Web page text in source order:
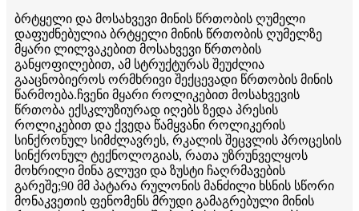
ბრტყელი და მოსახვევი მინის წრთობის ღუმელი
დაფუძნებულია ბრტყელი მინის წრთობის ღუმელზე
მყარი ლილვაკებით მოსახვევი წრთობის
განყოფილებით, ამ სტრუქტურას შეუძლია
გააცნობიეროს ორმხრივი შექცევადი წრთობის მინის
წარმოება.ჩვენი მყარი როლიკებით მოსახვევის
წრთობა ექსკლუზიურად იღებს ზედა პრესის
როლიკებით და ქვედა წამყვანი როლიკერის
სინქრონულ სიმძლავრეს, რკალის შეცვლის პროცესის
სინქრონულ ტექნოლოგიას, რათა უზრუნველყოს
მოხრილი მინა გლუვი და ზუსტი ჩაღრმავების
გარეშე;90 მმ პატარა რულონის მანძილი ხსნის სწორი
მონაკვეთის ფენომენს მრუდი გამაგრებული მინის